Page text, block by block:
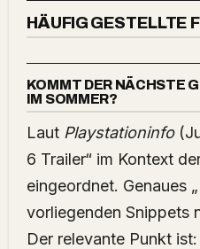
HÄUFIG GESTELLTE
KOMMT DER NÄCHSTE
IM SOMMER?
Laut Playstationinfo
6 Trailer“ im Kontext
eingeordnet. Genaues
vorliegenden Snippets
Der relevante Punkt